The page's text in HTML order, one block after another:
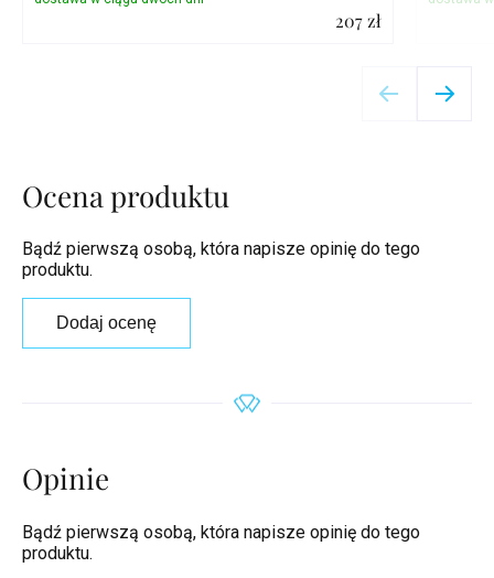
207 zł
Ocena produktu
Bądź pierwszą osobą, która napisze opinię do tego
produktu.
Dodaj ocenę
Opinie
Bądź pierwszą osobą, która napisze opinię do tego
produktu.